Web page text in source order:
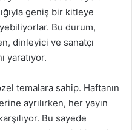
geniş bir kitleye
Bu durum,
dinleyici ve sanatçı
yaratıyor.
temalara sahip. Haftanın
ayrılırken, her yayın
Bu sayede